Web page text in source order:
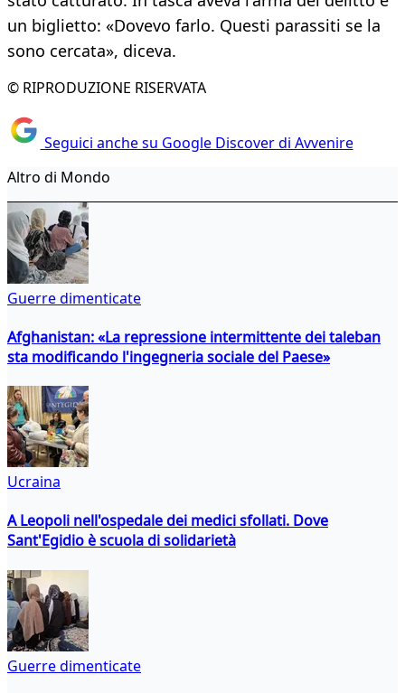
un biglietto: «Dovevo farlo. Questi parassiti se la
sono cercata», diceva.
© RIPRODUZIONE RISERVATA
Seguici anche su Google Discover di Avvenire
Altro di Mondo
Guerre dimenticate
Afghanistan: «La repressione intermittente dei taleban
sta modificando l'ingegneria sociale del Paese»
Ucraina
A Leopoli nell'ospedale dei medici sfollati. Dove
Sant'Egidio è scuola di solidarietà
Guerre dimenticate